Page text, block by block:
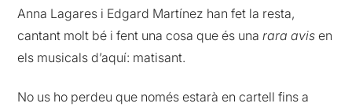
Anna Lagares i Edgard Martínez han fet la resta,
cantant molt bé i fent una cosa que és unarara avis en
els musicals d’aquí: matisant.
No us ho perdeu que només estarà en cartell fins a